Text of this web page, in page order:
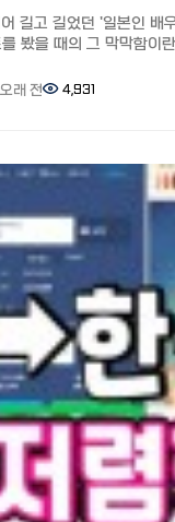
천 은행, 화재보험까지
life_realestate/7 [
등 목돈 만드는 법과 선배
life4/1 일본 핸드폰,
life2/11 재일한국인
, 심사 잘 나고 혜택이 높
life2/130
한국보다 포인트 적립과
달 식비 정도는 포인트
해 다뤄볼게요.
길고 길었던 '일본인 배
봤을 때의 그 막막함이
적으로 완벽한 부부인가?" 가장 먼
본에서 먼저 신고하고 한
'혼인수리증명서'를 들고
자 신청 시 제출할 호적등
을 때의 그 뭉클함! 꼭 확인
을 글로 증명하라고요?" (질문서
(質問書)입니다. 이게 제
소, 소개자 유무, 프러포
가물가물할 수 있으니 카톡 대화
켓 날짜를 미리 확인해
도 필수였는데, 양가 부모
계'라는 인상을 줘서 유리
살 능력은 있는가?" (신원보증
"이 외국인이 와서 세금
가 당시 이직한 지 얼마
서 저희는 통장 잔고 증명
오래 전 4,931